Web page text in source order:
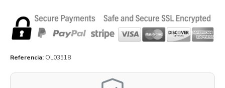
Referencia OL03518